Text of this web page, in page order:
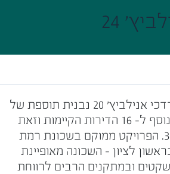
20
בפרויקט ברחוב מרדכי אנילביץ' 20 נבנית תוספת של
11 דירות חדשות בנוסף ל- 16 הדירות הקיימות וזאת
במסגרת תמ"א 38/1. הפרויקט ממוקם בשכונת רמת
לציון – השכונה מאופיינת
ובמתקנים הרבים לרווחת
24